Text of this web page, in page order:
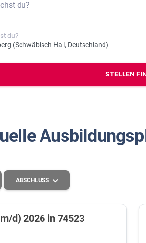
Anschreiben
Vorlagen
Online-Bewerbung
Vorstellungsgespräch
Bewerbungs-Check
du?
du?
STELLEN
ABSCHLUSS
d) 2026 in 74523